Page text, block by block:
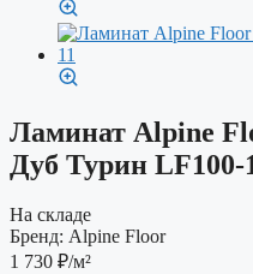
Ламинат Alpine
Дуб Турин LF100-
На складе
Бренд: Alpine Floor
1 730 ₽/м²